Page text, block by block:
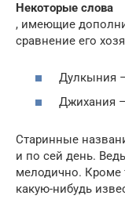
Некоторые слова
, имеющие
сравнение его
Дулкыния
Джихания
Старинные
и по сей день.
мелодично. Кроме
какую-нибудь